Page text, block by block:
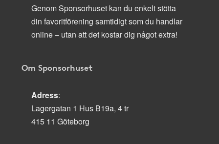
Genom Sponsorhuset kan du enkelt stötta
din favoritförening samtidigt som du handlar
online – utan att det kostar dig något extra!
Om Sponsorhuset
Adress:
Lagergatan 1 Hus B19a, 4 tr
415 11 Göteborg